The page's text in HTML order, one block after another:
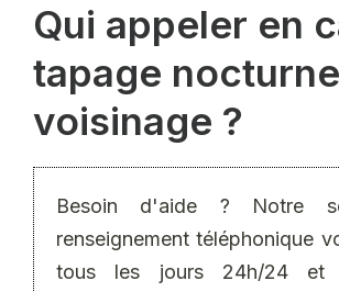
Qui appeler en
tapage
voisinage ?
Besoin d'aide ? Notre
renseignement téléphonique
tous les jours 24h/24 et